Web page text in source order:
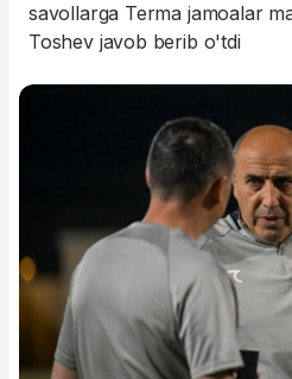
savollarga Terma jamoalar
Toshev javob berib o'tdi